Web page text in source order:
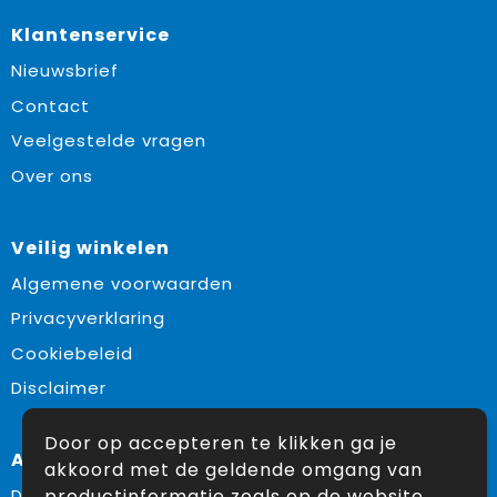
Klantenservice
Nieuwsbrief
Contact
Veelgestelde vragen
Over ons
Veilig winkelen
Algemene voorwaarden
Privacyverklaring
Cookiebeleid
Disclaimer
Aanbevolen categorieën
Door op accepteren te klikken ga je
akkoord met de geldende omgang van